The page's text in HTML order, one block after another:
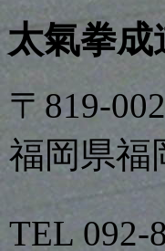
太氣拳成
〒819-
福岡県福
TEL 092-